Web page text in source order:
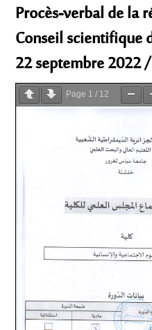
Procès-verbal de la
Conseil scientifique
22 septembre 2022
Page 1 / 12